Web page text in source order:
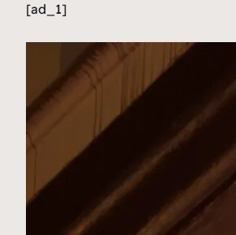
[ad_1]